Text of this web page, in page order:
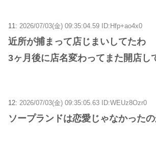
11: 2026/07/03(金) 09:35:04.59 ID:Hfp+ao4x0
近所が捕まって店じまいしてたわ
3ヶ月後に店名変わってまた開店し
12: 2026/07/03(金) 09:35:05.63 ID:WEUz8Ozr0
ソープランドは恋愛じゃなかった